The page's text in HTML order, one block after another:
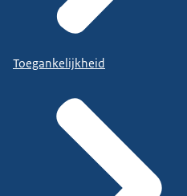
Toegankelijkheid